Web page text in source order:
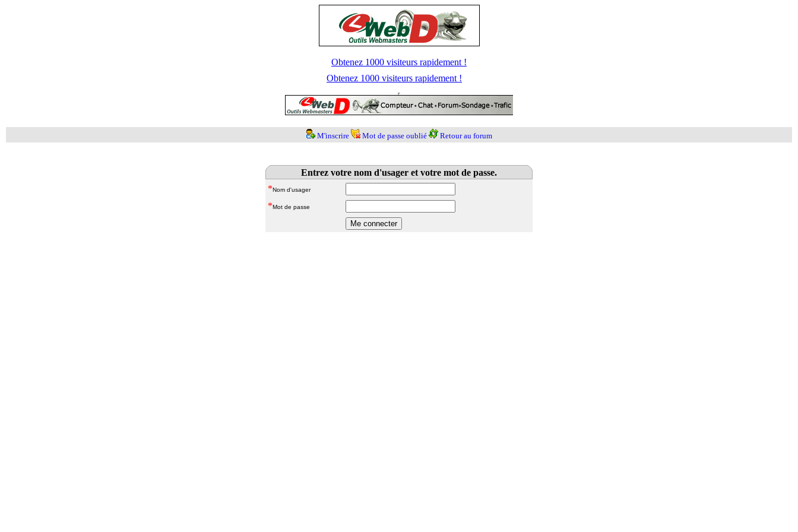
Obtenez 1000 visiteurs rapidement !
Obtenez 1000 visiteurs rapidement !
M'inscrire Mot de passe oublié Retour au forum
Entrez votre nom d'usager et votre mot de passe.
*Nom d'usager
*Mot de passe